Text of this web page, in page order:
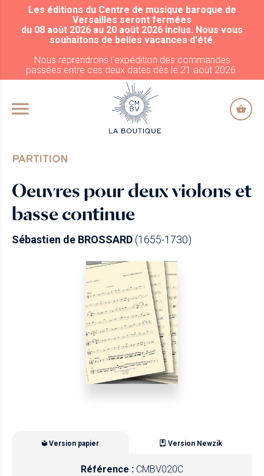
ALLER AU CONTENU PRINCIPAL
Les éditions du Centre de musique baroque de
Versailles seront fermées
du 08 août 2026 au 20 août 2026 inclus. Nous vous
souhaitons de belles vacances d'été.
Nous reprendrons l'expédition des commandes
passées entre ces deux dates dès le 21 août 2026.
PARTITION
Oeuvres pour deux violons et
basse continue
Sébastien de BROSSARD(1655-1730)
Version papier Version Newzik
Référence : CMBV020C